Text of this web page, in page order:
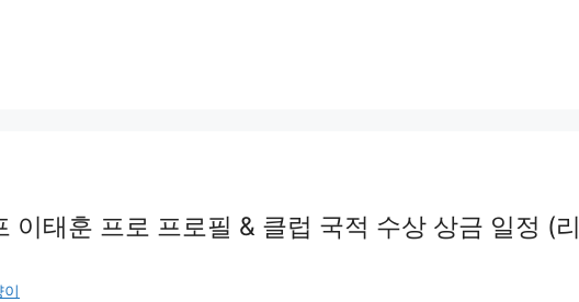
이태훈 프로 프로필 & 클럽 국적 수상 상금 일정 (리
이